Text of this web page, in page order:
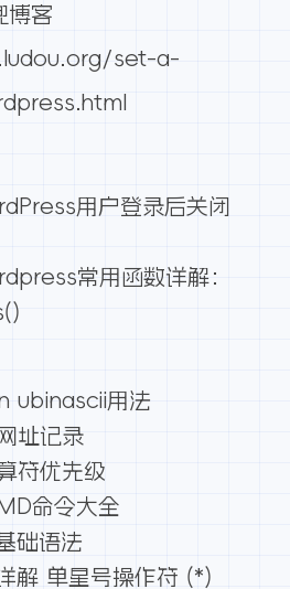
博客
set-a-
用户登录后关闭
常用函数详解：
ubinascii用法
址记录
符优先级
命令大全
础语法
解 单星号操作符 (*)